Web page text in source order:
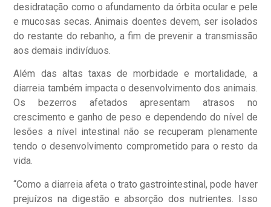
desidratação como o afundamento da órbita ocular e pele
e mucosas secas. Animais doentes devem, ser isolados
do restante do rebanho, a fim de prevenir a transmissão
aos demais indivíduos.
Além das altas taxas de morbidade e mortalidade, a
diarreia também impacta o desenvolvimento dos animais.
Os bezerros afetados apresentam atrasos no
crescimento e ganho de peso e dependendo do nível de
lesões a nível intestinal não se recuperam plenamente
tendo o desenvolvimento comprometido para o resto da
vida.
“Como a diarreia afeta o trato gastrointestinal, pode haver
prejuízos na digestão e absorção dos nutrientes. Isso